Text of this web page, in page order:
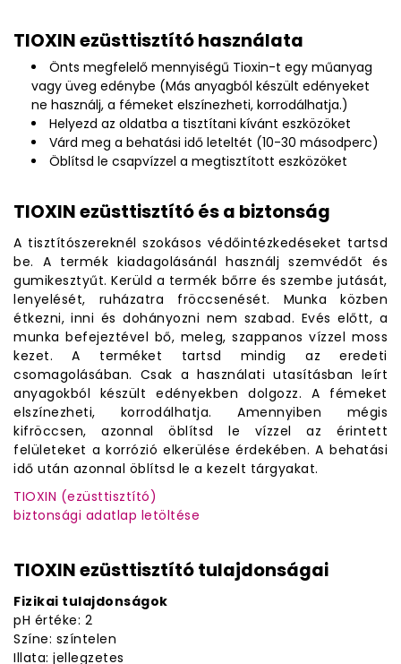
TIOXIN ezüsttisztító használata
Önts megfelelő mennyiségű Tioxin-t egy műanyag
vagy üveg edénybe (Más anyagból készült edényeket
ne használj, a fémeket elszínezheti, korrodálhatja.)
Helyezd az oldatba a tisztítani kívánt eszközöket
Várd meg a behatási idő leteltét (10-30 másodperc)
Öblítsd le csapvízzel a megtisztított eszközöket
TIOXIN ezüsttisztító és a biztonság
A tisztítószereknél szokásos védőintézkedéseket tartsd
be. A termék kiadagolásánál használj szemvédőt és
gumikesztyűt. Kerüld a termék bőrre és szembe jutását,
lenyelését, ruházatra fröccsenését. Munka közben
étkezni, inni és dohányozni nem szabad. Evés előtt, a
munka befejeztével bő, meleg, szappanos vízzel moss
kezet. A terméket tartsd mindig az eredeti
csomagolásában. Csak a használati utasításban leírt
anyagokból készült edényekben dolgozz. A fémeket
elszínezheti, korrodálhatja. Amennyiben mégis
kifröccsen, azonnal öblítsd le vízzel az érintett
felületeket a korrózió elkerülése érdekében. A behatási
idő után azonnal öblítsd le a kezelt tárgyakat.
TIOXIN (ezüsttisztító)
biztonsági adatlap letöltése
TIOXIN ezüsttisztító tulajdonságai
Fizikai tulajdonságok
pH értéke: 2
Színe: színtelen
Illata: jellegzetes